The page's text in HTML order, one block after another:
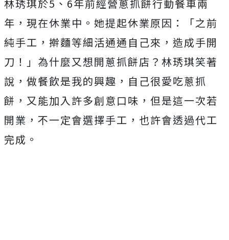
林琇琪於5 、 6年前經營蔥抓餅行動餐車兩
年，現在休業中。她提起休業原因：「之前
純手工，擀麵等細活通通自己來，造成手開
刀！」為什麼又想開蔥抓餅店？林琇琪笑著
說，做餐飲是我的興趣，自己很愛吃蔥抓
餅，又能加入許多創意口味，但是這一次若
開業，不一定會選擇手工，也許會透過代工
完成。